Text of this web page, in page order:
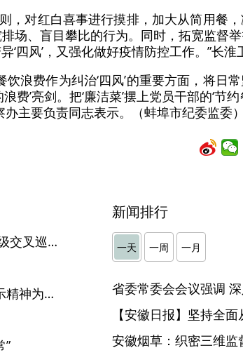
，对红白喜事进行摸排，加大从简用餐
场、盲目攀比的行为。同时，拓宽监督
四风’，又强化做好疫情防控工作。”长淮
浪费作为纠治‘四风’的重要方面，将日
费’亮剑。把‘廉洁菜’摆上党员干部的‘节
主要负责同志表示。（蚌埠市纪委监委）
砀山：强化协同联动做实成果运用 推动提级交叉巡察提质增效
李锦斌：坚持以习近平总书记重要讲话指示精神为根本遵循 实现巩固拓展脱贫攻坚成果同乡村振兴的有效衔接
”
新闻排行
一天 一周 一月
【安徽日报】坚持全
安徽烟草：织密三维监